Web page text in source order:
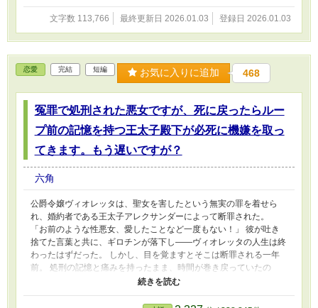
て幸せを掴み取ります！
文字数 113,766 最終更新日 2026.01.03 登録日 2026.01.03
恋愛 完結 短編 お気に入りに追加 468
冤罪で処刑された悪女ですが、死に戻ったらルー
プ前の記憶を持つ王太子殿下が必死に機嫌を取っ
てきます。もう遅いですが？
六角
公爵令嬢ヴィオレッタは、聖女を害したという無実の罪を着せら
れ、婚約者である王太子アレクサンダーによって断罪された。
「お前のような性悪女、愛したことなど一度もない！」 彼が吐き
捨てた言葉と共に、ギロチンが落下し――ヴィオレッタの人生は終
わったはずだった。 しかし、目を覚ますとそこは断罪される一年
前。 処刑の記憶と痛みを持ったまま、時間が巻き戻っていたの
だ。 （またあの苦しみを味わうの？ 冗談じゃないわ。今度はさっ
ヴィオレッタだったが、事態は思わぬ方向へ。 なんと、再会した